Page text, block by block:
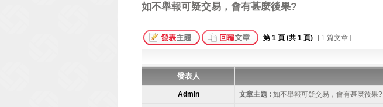
如不舉報可疑交易，會有甚麼後果?
第 1 頁 (共 1 頁) [ 1 篇文章 ]
發表人
Admin 文章主題 : 如不舉報可疑交易，會有甚麼後果?